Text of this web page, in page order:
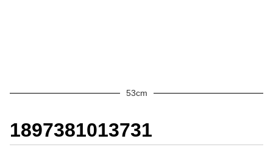
53cm
1897381013731